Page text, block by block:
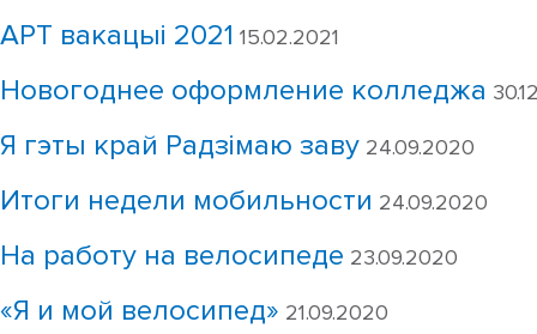
АРТ вакацыі 2021 15.02.2021
Новогоднее оформление колледжа
Я гэты край Радзімаю заву 24.09.2020
Итоги недели мобильности 24.09.2020
На работу на велосипеде 23.09.2020
«Я и мой велосипед» 21.09.2020